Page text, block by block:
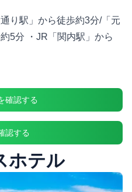
り駅」から徒歩約3分/「元
5分 ・JR「関内駅」から
確認する
認する
ホテル